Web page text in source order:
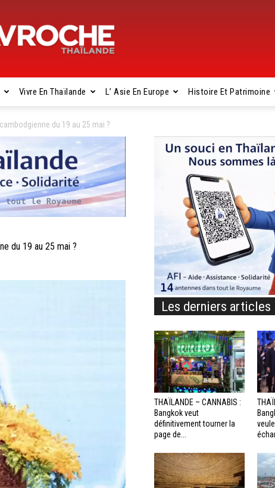
Gavroche
Thaïlande
Vivre En Thaïlande L’ Asie En Europe Histoire Et Patrimoine
cambodgienne du 19 au 25 mai ?
du 19 au 25 mai ?
Les derniers articles
THAÏLANDE – CANNABIS :
Bangkok veut
définitivement tourner la
page de...